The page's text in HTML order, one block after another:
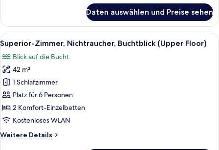
Zimmer,
Nichtraucher,
Stadtblick
Daten auswählen und Preise sehen
Alle
Fotos
für
Superior-
Zimmer,
Nichtraucher,
Buchtblick
(Upper
anzeigen
Ein Hotelzimmer mit zwei Betten,
7
Superior-Zimmer, Nichtraucher, Buchtblick (Upper Floor)
Blick auf die Bucht
42 m²
1 Schlafzimmer
Platz für 6 Personen
2 Komfort-Einzelbetten
Kostenloses WLAN
Weitere Details
Weitere